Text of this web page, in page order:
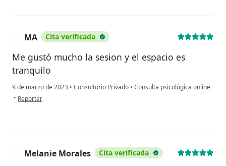
MA Cita verificada
Me gustó mucho la sesion y el espacio es
tranquilo
9 de marzo de 2023 • Consultorio Privado • Consulta psicológica online
• en opinión del usuario MA
Reportar
Melanie Morales Cita verificada